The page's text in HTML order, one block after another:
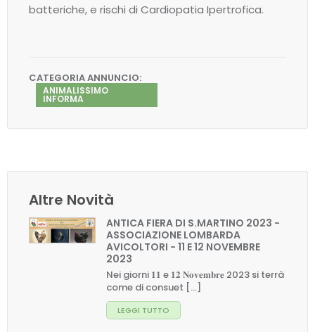
batteriche, e rischi di Cardiopatia Ipertrofica.
CATEGORIA ANNUNCIO:
ANIMALISSIMO
INFORMA
Altre Novità
ANTICA FIERA DI S.MARTINO 2023 -
ASSOCIAZIONE LOMBARDA
AVICOLTORI - 11 E 12 NOVEMBRE
2023
Nei giorni 𝟏𝟏 e 𝟏𝟐 𝐍𝐨𝐯𝐞𝐦𝐛𝐫𝐞 2023 si terrà
come di consuet [...]
LEGGI TUTTO